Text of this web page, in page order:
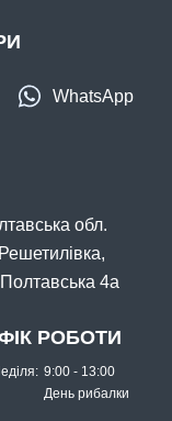
1 шт.
обл.
4а
РОБОТИ
9:00 - 13:00
День рибалки
WhatsApp